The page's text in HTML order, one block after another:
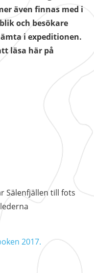
även finnas med i
och besökare
i expeditionen.
läsa här på
Sälenfjällen till fots
2017.